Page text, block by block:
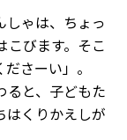
しゃは、ちょっ
こびます。そこ
さーい」。
ると、子どもた
はくりかえしが